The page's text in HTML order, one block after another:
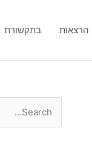
הרצאות בתקשורת